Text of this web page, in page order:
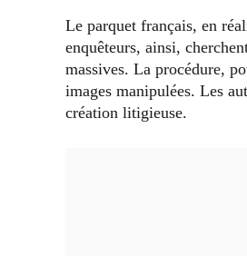
Le parquet français, en
enquêteurs, ainsi,
massives. La procédure,
images manipulées. Les
création litigieuse.